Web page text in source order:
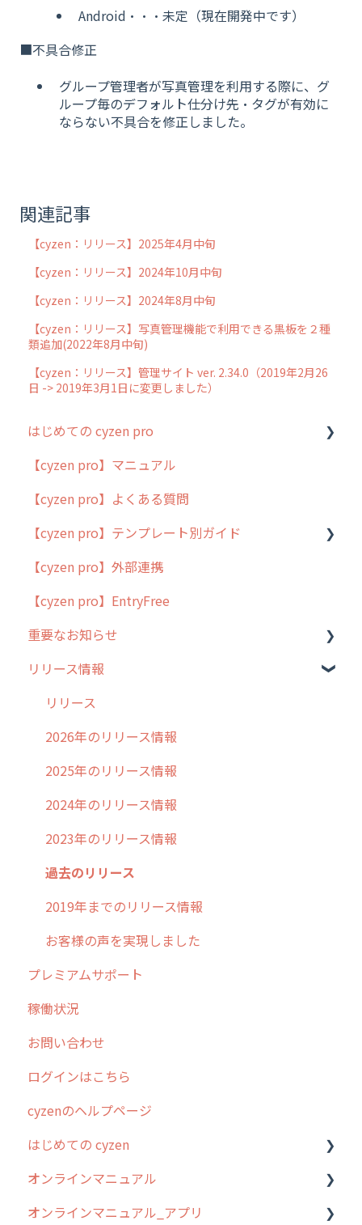
Android・・・未定（現在開発中です）
■不具合修正
グループ管理者が写真管理を利用する際に、グ
ループ毎のデフォルト仕分け先・タグが有効に
ならない不具合を修正しました。
関連記事
【cyzen：リリース】2025年4月中旬
【cyzen：リリース】2024年10月中旬
【cyzen：リリース】2024年8月中旬
【cyzen：リリース】写真管理機能で利用できる黒板を２種
類追加(2022年8月中旬)
【cyzen：リリース】管理サイト ver. 2.34.0（2019年2月26
日 -> 2019年3月1日に変更しました）
はじめての cyzen pro
cyzen pro とは？
簡易マニュアル
cyzen proの位置情報取得について
用語集
よくある質問
【cyzen pro】マニュアル
【cyzen pro】よくある質問
【cyzen pro】テンプレート別ガイド
ポスティング
ラウンダー
メンテナンス
外廻り営業
清掃
不動産
【cyzen pro】外部連携
【cyzen pro】EntryFree
重要なお知らせ
過去の重要なお知らせ
障害情報
リリース情報
リリース
2026年のリリース情報
2025年のリリース情報
2024年のリリース情報
2023年のリリース情報
過去のリリース
2019年までのリリース情報
お客様の声を実現しました
プレミアムサポート
稼働状況
お問い合わせ
ログインはこちら
cyzenのヘルプページ
はじめての cyzen
0. はじめてのcyzenの使い方
1. cyzenについて知ろう
オンラインマニュアル
管理サイトの使い始め
オンラインマニュアル_アプリ